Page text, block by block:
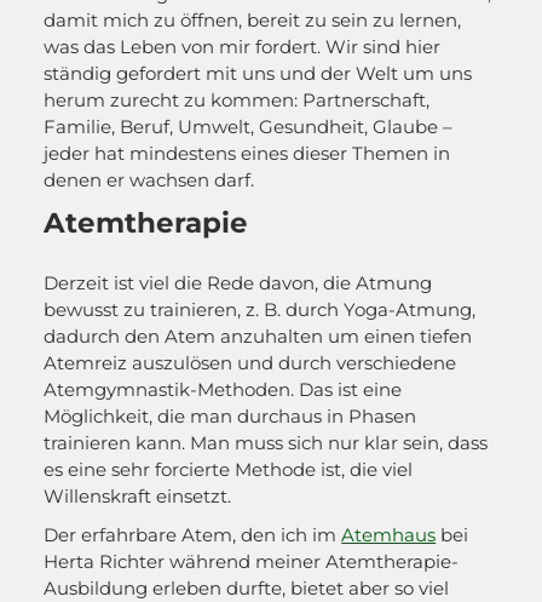
damit mich zu öffnen, bereit zu sein zu lernen,
was das Leben von mir fordert. Wir sind hier
ständig gefordert mit uns und der Welt um uns
herum zurecht zu kommen: Partnerschaft,
Familie, Beruf, Umwelt, Gesundheit, Glaube –
jeder hat mindestens eines dieser Themen in
denen er wachsen darf.
Atemtherapie
Derzeit ist viel die Rede davon, die Atmung
bewusst zu trainieren, z. B. durch Yoga-Atmung,
dadurch den Atem anzuhalten um einen tiefen
Atemreiz auszulösen und durch verschiedene
Atemgymnastik-Methoden. Das ist eine
Möglichkeit, die man durchaus in Phasen
trainieren kann. Man muss sich nur klar sein, dass
es eine sehr forcierte Methode ist, die viel
Willenskraft einsetzt.
Der erfahrbare Atem, den ich imAtemhaus bei
Herta Richter während meiner Atemtherapie-
Ausbildung erleben durfte, bietet aber so viel